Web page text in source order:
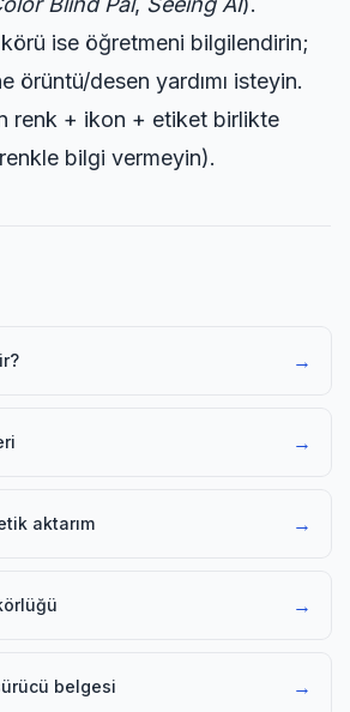
ise öğretmeni bilgilendirin;
örüntü/desen yardımı isteyin.
renk + ikon + etiket birlikte
bilgi vermeyin).
→
→
aktarım →
→
belgesi →